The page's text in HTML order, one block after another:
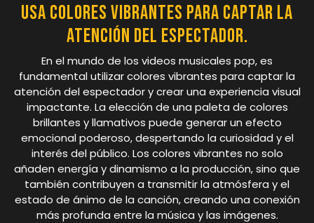
Usa colores vibrantes para captar la
atención del espectador.
En el mundo de los videos musicales pop, es
fundamental utilizar colores vibrantes para captar la
atención del espectador y crear una experiencia visual
impactante. La elección de una paleta de colores
brillantes y llamativos puede generar un efecto
emocional poderoso, despertando la curiosidad y el
interés del público. Los colores vibrantes no solo
añaden energía y dinamismo a la producción, sino que
también contribuyen a transmitir la atmósfera y el
estado de ánimo de la canción, creando una conexión
más profunda entre la música y las imágenes.